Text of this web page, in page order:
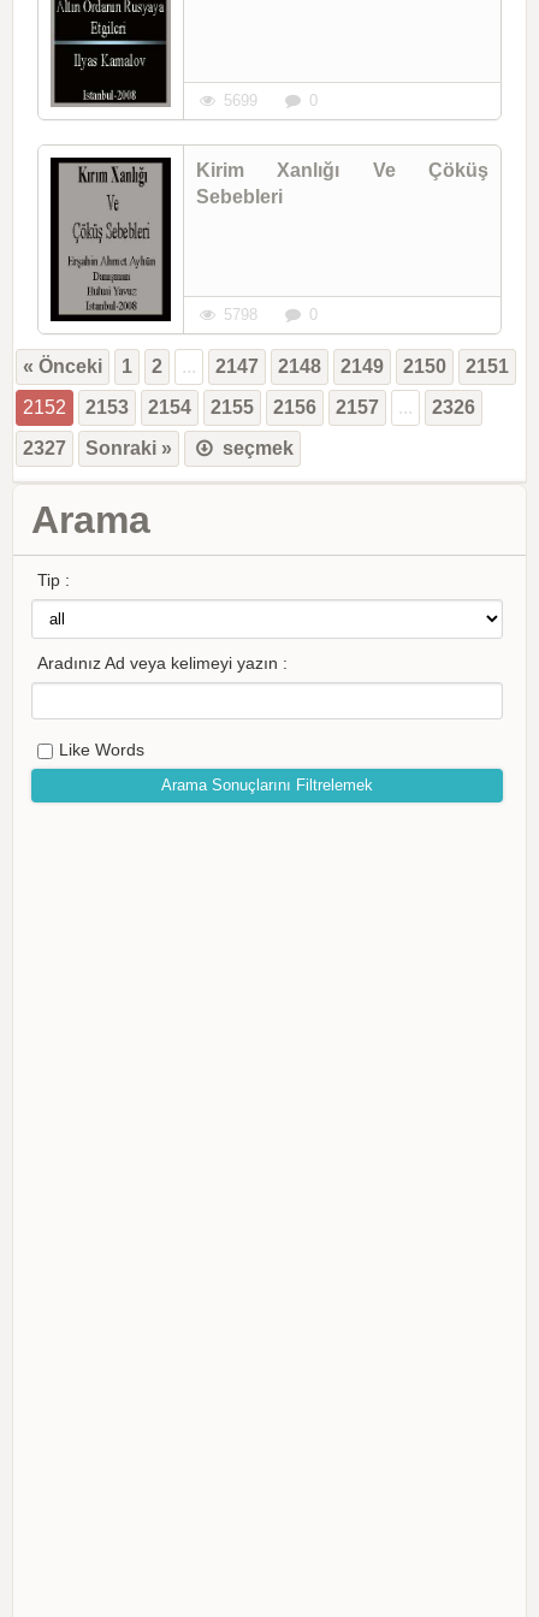
5699 0
Kirim Xanlığı Ve Çöküş
Sebebleri
5798 0
« Önceki 1 2 ... 2147 2148 2149 2150
2151
2152
2153 2154 2155 2156 2157 ...
2326
2327
Sonraki » seçmek
Arama
Tip :
Aradınız Ad veya kelimeyi yazın :
Like Words